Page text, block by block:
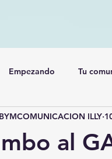
Empezando Tu
al
BYMCOMUNICACION ILLY